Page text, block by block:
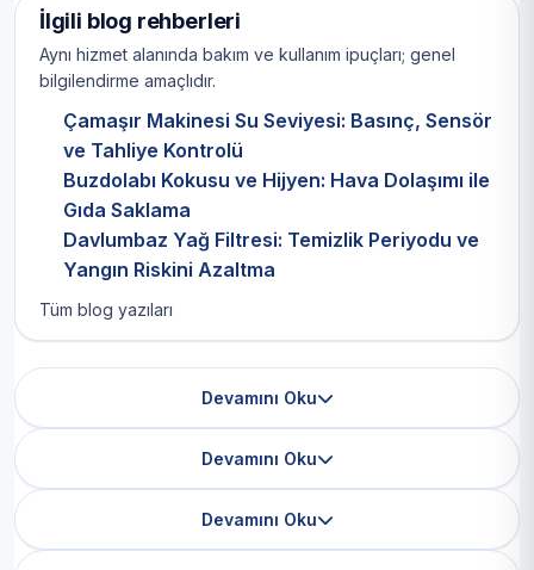
İlgili blog rehberleri
Aynı hizmet alanında bakım ve kullanım ipuçları; genel
bilgilendirme amaçlıdır.
Çamaşır Makinesi Su Seviyesi: Basınç, Sensör
ve Tahliye Kontrolü
Buzdolabı Kokusu ve Hijyen: Hava Dolaşımı ile
Gıda Saklama
Davlumbaz Yağ Filtresi: Temizlik Periyodu ve
Yangın Riskini Azaltma
Tüm blog yazıları
Devamını Oku
Devamını Oku
Devamını Oku